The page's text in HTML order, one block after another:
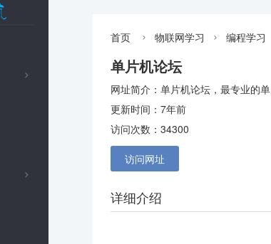


首页  物联网学习  编程学习
单片机论坛
网址简介：单片机论坛，最专业的
更新时间：7年前
访问次数：34300
访问网址
详细介绍